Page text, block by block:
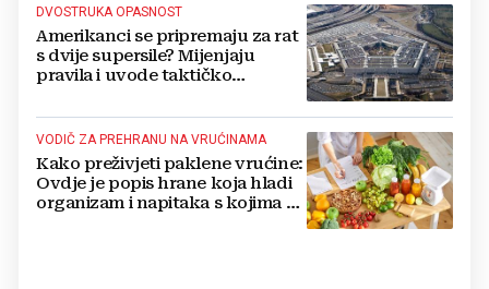
DVOSTRUKA OPASNOST
Amerikanci se pripremaju za rat
s dvije supersile? Mijenjaju
pravila i uvode taktičko
VODIČ ZA PREHRANU NA VRUĆINAMA
Kako preživjeti paklene vrućine:
Ovdje je popis hrane koja hladi
organizam i napitaka s kojima si